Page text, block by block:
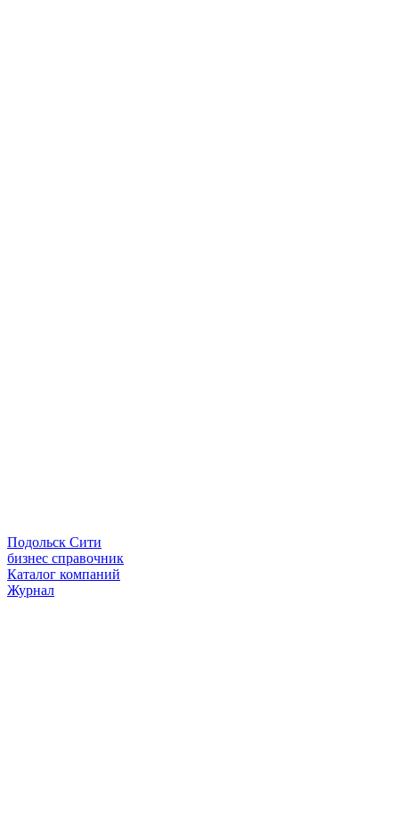
Подольск Сити
бизнес справочник
Каталог компаний
Журнал